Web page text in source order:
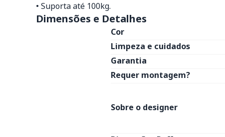
• Suporta até 100kg.
Dimensões e Detalhes
Cor
Limpeza e cuidados
Garantia
Requer montagem?
Sobre o designer